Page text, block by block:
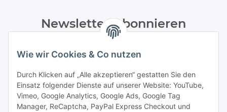
Wie wir Cookies & Co nutzen
Durch Klicken auf „Alle akzeptieren“ gestatten Sie den
Einsatz folgender Dienste auf unserer Website: YouTube,
Vimeo, Google Analytics, Google Ads, Google Tag
Manager, ReCaptcha, PayPal Express Checkout und
Newsletter Abonnieren
Datenschutzerklärungregelmäßig und jederzeit widerruflich
Abonnieren